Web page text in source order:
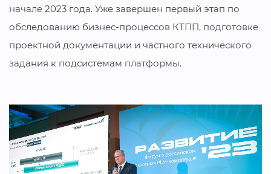
начале 2023 года. Уже завершен первый этап по
обследованию бизнес-процессов КТПП, подготовке
проектной документации и частного технического
задания к подсистемам платформы.